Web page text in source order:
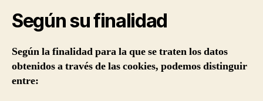
Según su finalidad
Según la finalidad para la que se traten los datos
obtenidos a través de las cookies, podemos distinguir
entre: